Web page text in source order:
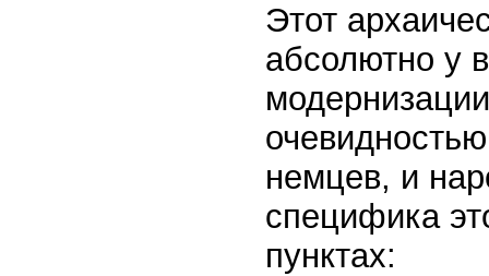
Этот
абсолютно у
немцев, и
специфика
пунктах: